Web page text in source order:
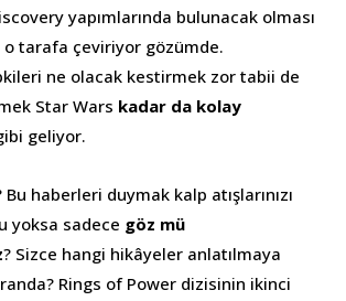
yapımlarında bulunacak olması
tarafa çeviriyor gözümde.
ne olacak kestirmek zor tabii de
Star Wars kadar da kolay
geliyor.
haberleri duymak kalp atışlarınızı
yoksa sadece göz mü
? Sizce hangi hikâyeler anlatılmaya
Rings of Power dizisinin ikinci